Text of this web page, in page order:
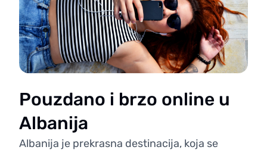
Pouzdano i brzo online u
Albanija
Albanija je prekrasna destinacija, koja se